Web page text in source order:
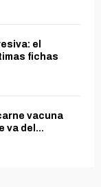
el
fichas
vacuna
va del...